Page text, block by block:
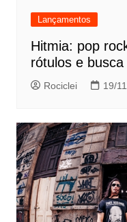
Lançamentos
Hitmia: pop
rótulos e
Rociclei 19/